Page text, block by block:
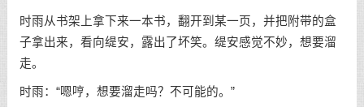
时雨从书架上拿下来一本书，翻开到某一页，并把附带的盒
子拿出来，看向缇安，露出了坏笑。缇安感觉不妙，想要溜
走。
时雨：“嗯哼，想要溜走吗？不可能的。”